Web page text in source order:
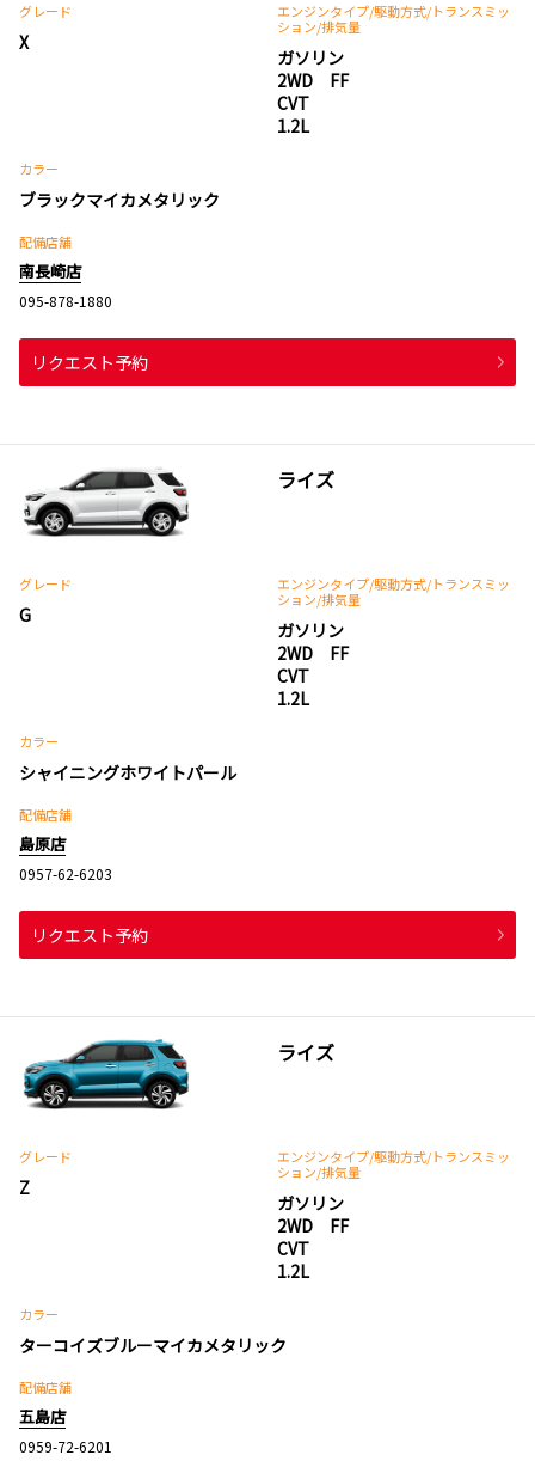
グレード
X
エンジンタイプ/駆動方式/トランスミッ
ション/排気量
ガソリン
2WD FF
CVT
1.2L
カラー
ブラックマイカメタリック
配備店舗
南長崎店
095-878-1880
リクエスト予約
ライズ
グレード
G
エンジンタイプ/駆動方式/トランスミッ
ション/排気量
ガソリン
2WD FF
CVT
1.2L
カラー
シャイニングホワイトパール
配備店舗
島原店
0957-62-6203
リクエスト予約
ライズ
グレード
Z
エンジンタイプ/駆動方式/トランスミッ
ション/排気量
ガソリン
2WD FF
CVT
1.2L
カラー
ターコイズブルーマイカメタリック
配備店舗
五島店
0959-72-6201